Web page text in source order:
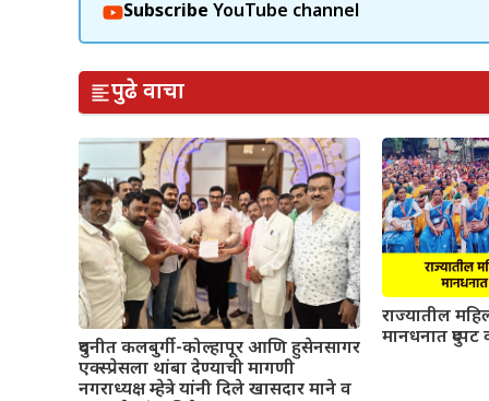
Subscribe YouTube channel
पुढे वाचा
दुधनीत कलबुर्गी-कोल्हापूर आणि हुसेनसागर
एक्स्प्रेसला थांबा देण्याची मागणी
नगराध्यक्ष म्हेत्रे यांनी दिले खासदार माने व
राज्यातील
मानधनात दुप्पट